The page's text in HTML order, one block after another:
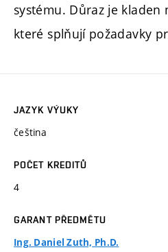
systému. Důraz je kladen
které splňují požadavky
JAZYK VÝUKY
čeština
POČET KREDITŮ
4
GARANT PŘEDMĚTU
Ing. Daniel Zuth, Ph.D.